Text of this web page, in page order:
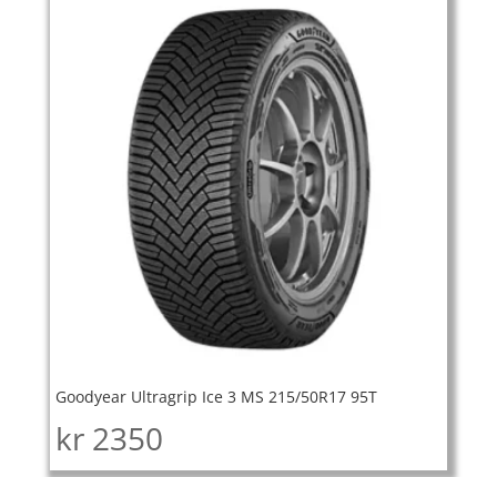
Goodyear Ultragrip Ice 3 MS 215/50R17 95T
kr 2350